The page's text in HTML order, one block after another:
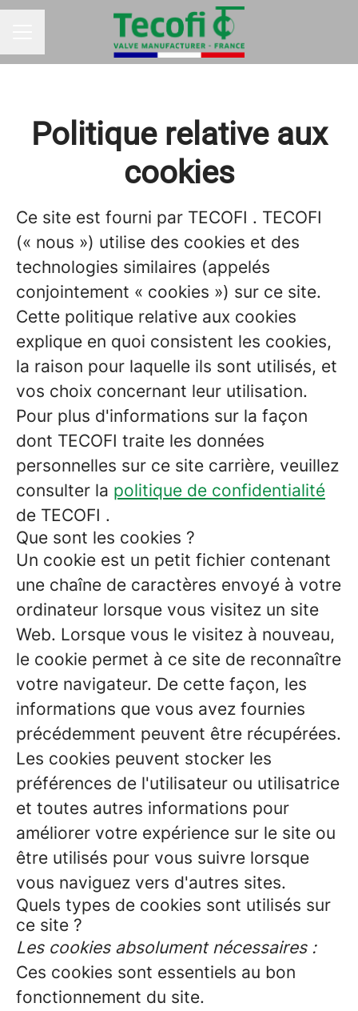
Politique relative aux
cookies
Ce site est fourni par TECOFI . TECOFI
(« nous ») utilise des cookies et des
technologies similaires (appelés
conjointement « cookies ») sur ce site.
Cette politique relative aux cookies
explique en quoi consistent les cookies,
la raison pour laquelle ils sont utilisés, et
vos choix concernant leur utilisation.
Pour plus d'informations sur la façon
dont TECOFI traite les données
personnelles sur ce site carrière, veuillez
consulter la politique de confidentialité
de TECOFI .
Que sont les cookies ?
Un cookie est un petit fichier contenant
une chaîne de caractères envoyé à votre
ordinateur lorsque vous visitez un site
Web. Lorsque vous le visitez à nouveau,
le cookie permet à ce site de reconnaître
votre navigateur. De cette façon, les
informations que vous avez fournies
précédemment peuvent être récupérées.
Les cookies peuvent stocker les
préférences de l'utilisateur ou utilisatrice
et toutes autres informations pour
améliorer votre expérience sur le site ou
être utilisés pour vous suivre lorsque
vous naviguez vers d'autres sites.
Quels types de cookies sont utilisés sur
ce site ?
Les cookies absolument nécessaires :
Ces cookies sont essentiels au bon
fonctionnement du site.